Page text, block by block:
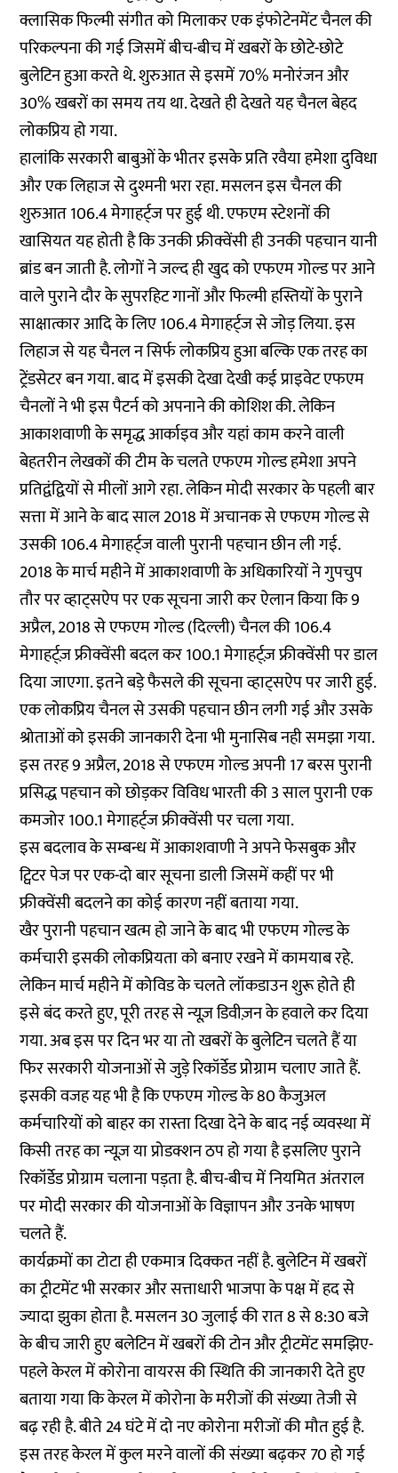
क्लासिक फिल्मी संगीत को मिलाकर एक इंफोटेनमेंट चैनल की
परिकल्पना की गई जिसमें बीच-बीच में खबरों के छोटे-छोटे
बुलेटिन हुआ करते थे. शुरुआत से इसमें 70% मनोरंजन और
30% खबरों का समय तय था. देखते ही देखते यह चैनल बेहद
लोकप्रिय हो गया.
हालांकि सरकारी बाबुओं के भीतर इसके प्रति रवैया हमेशा दुविधा
और एक लिहाज से दुश्मनी भरा रहा. मसलन इस चैनल की
शुरुआत 106.4 मेगाहर्ट्ज पर हुई थी. एफएम स्टेशनों की
खासियत यह होती है कि उनकी फ्रीक्वेंसी ही उनकी पहचान यानी
ब्रांड बन जाती है. लोगों ने जल्द ही खुद को एफएम गोल्ड पर आने
वाले पुराने दौर के सुपरहिट गानों और फिल्मी हस्तियों के पुराने
साक्षात्कार आदि के लिए 106.4 मेगाहर्ट्ज से जोड़ लिया. इस
लिहाज से यह चैनल न सिर्फ लोकप्रिय हुआ बल्कि एक तरह का
ट्रेंडसेटर बन गया. बाद में इसकी देखा देखी कई प्राइवेट एफएम
चैनलों ने भी इस पैटर्न को अपनाने की कोशिश की. लेकिन
आकाशवाणी के समृद्ध आर्काइव और यहां काम करने वाली
बेहतरीन लेखकों की टीम के चलते एफएम गोल्ड हमेशा अपने
प्रतिद्वंद्वियों से मीलों आगे रहा. लेकिन मोदी सरकार के पहली बार
सत्ता में आने के बाद साल 2018 में अचानक से एफएम गोल्ड से
उसकी 106.4 मेगाहर्ट्ज वालीपुरानी पहचान छीन ली गई.
2018 के मार्च महीने में आकाशवाणी के अधिकारियों ने गुपचुप
तौर पर व्हाट्सऐप पर एक सूचना जारी कर ऐलान किया कि 9
अप्रैल, 2018 से एफएम गोल्ड (दिल्ली) चैनल की 106.4
मेगाहर्ट्ज़ फ्रीक्वेंसी बदल कर 100.1 मेगाहर्ट्ज़ फ्रीक्वेंसी पर डाल
दिया जाएगा. इतने बड़े फैसले की सूचना व्हाट्सऐप पर जारी हुई.
एक लोकप्रिय चैनल से उसकी पहचान छीन लगी गई और उसके
श्रोताओं को इसकी जानकारी देना भी मुनासिब नही समझा गया.
इस तरह 9 अप्रैल, 2018 से एफएम गोल्ड अपनी 17 बरस पुरानी
प्रसिद्ध पहचान को छोड़कर विविध भारती की 3 साल पुरानी एक
कमजोर 100.1 मेगाहर्ट्ज फ्रीक्वेंसी पर चला गया.
इस बदलाव के सम्बन्ध में आकाशवाणी ने अपने फेसबुक और
ट्विटर पेज पर एक-दो बार सूचना डाली जिसमें कहीं पर भी
फ्रीक्वेंसी बदलने का कोई कारण नहीं बताया गया.
खैर पुरानी पहचान खत्म हो जाने के बाद भी एफएम गोल्ड के
कर्मचारी इसकी लोकप्रियता को बनाए रखने में कामयाब रहे.
लेकिन मार्च महीने में कोविड के चलते लॉकडाउन शुरू होते ही
इसे बंद करते हुए, पूरी तरह से न्यूज़ डिवीज़न के हवाले कर दिया
गया. अब इस पर दिन भर या तो खबरों के बुलेटिन चलते हैं या
फिर सरकारी योजनाओं से जुड़े रिकॉर्डेड प्रोग्राम चलाए जाते हैं.
इसकी वजह यह भी है कि एफएम गोल्ड के 80 कैजुअल
कर्मचारियों को बाहर का रास्ता दिखा देने के बाद नई व्यवस्था में
किसी तरह का न्यूज़ या प्रोडक्शन ठप हो गया है इसलिए पुराने
रिकॉर्डेड प्रोग्राम चलाना पड़ता है. बीच-बीच में नियमित अंतराल
पर मोदी सरकार की योजनाओं के विज्ञापन और उनके भाषण
चलते हैं.
कार्यक्रमों का टोटा ही एकमात्र दिक्कत नहीं है. बुलेटिन में खबरों
का ट्रीटमेंट भी सरकार और सत्ताधारी भाजपा के पक्ष में हद से
ज्यादा झुका होता है. मसलन 30 जुलाई की रात 8 से 8:30 बजे
के बीच जारी हुए बलेटिन में खबरों की टोन और ट्रीटमेंट समझिए-
पहले केरल में कोरोना वायरस की स्थिति की जानकारी देते हुए
बताया गया कि केरल में कोरोना के मरीजों की संख्या तेजी से
बढ़ रही है. बीते 24 घंटे में दो नए कोरोना मरीजों की मौत हुई है.
इस तरह केरल में कुल मरने वालों की संख्या बढ़कर 70 हो गई